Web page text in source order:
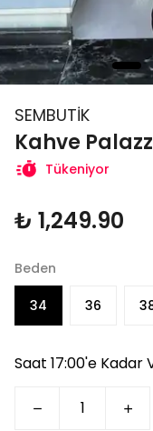
SEMBUTİK
Kahve
Tükeniyor
₺ 1,249.90
Beden
34 36
Saat 17:00'e Kadar